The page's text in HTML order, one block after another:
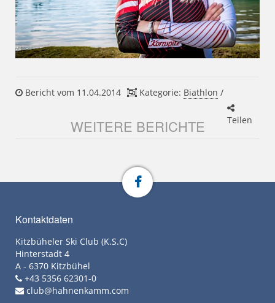
Bericht vom 11.04.2014 Kategorie: Biathlon /
Teilen
WEITERE BERICHTE
Kontaktdaten
Kitzbüheler Ski Club (K.S.C)
Hinterstadt 4
A - 6370 Kitzbühel
+43 5356 62301-0
club@hahnenkamm.com